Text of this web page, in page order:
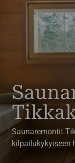
Saunaremontit
kilpailukykyiseen